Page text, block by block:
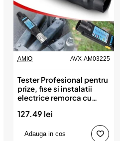
AMIO AVX-AM03225
Tester Profesional pentru
prize, fise si instalatii
electrice remorca cu
AMIO
127.49 lei
Adauga in cos